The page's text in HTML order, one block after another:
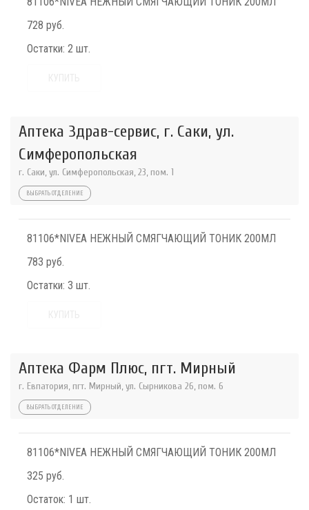
728 руб.
Остатки: 2 шт.
Аптека Здрав-сервис, г. Саки, ул.
Симферопольская
г. Саки, ул. Симферопольская, 23, пом. 1
ВЫБРАТЬ ОТДЕЛЕНИЕ
81106*NIVEA НЕЖНЫЙ СМЯГЧАЮЩИЙ ТОНИК 200МЛ
783 руб.
Остатки: 3 шт.
Аптека Фарм Плюс, пгт. Мирный
г. Евпатория, пгт. Мирный, ул. Сырникова 26, пом. 6
ВЫБРАТЬ ОТДЕЛЕНИЕ
81106*NIVEA НЕЖНЫЙ СМЯГЧАЮЩИЙ ТОНИК 200МЛ
325 руб.
Остаток: 1 шт.